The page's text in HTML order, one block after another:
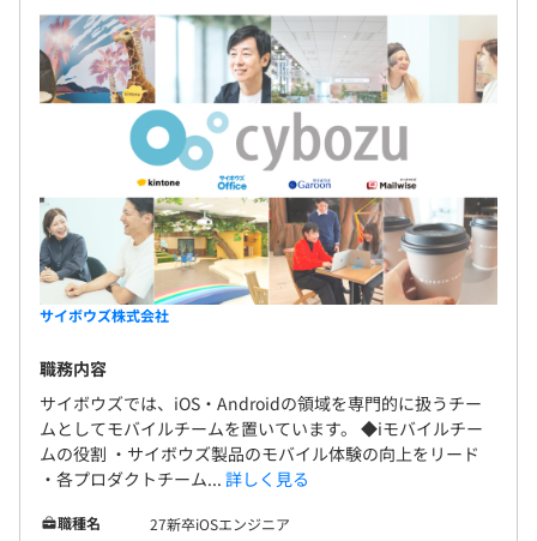
サイボウズ株式会社
職務内容
サイボウズでは、iOS・Androidの領域を専門的に扱うチー
ムとしてモバイルチームを置いています。 ◆iモバイルチー
ムの役割 ・サイボウズ製品のモバイル体験の向上をリード
・各プロダクトチーム... 詳しく見る
職種名
27新卒iOSエンジニア